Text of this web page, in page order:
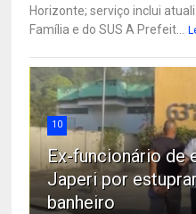
Horizonte; serviço inclui
Família e do SUS A Prefeit...
10
Ex-funcionário de
Japeri por
banheiro